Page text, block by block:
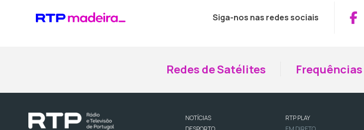
Siga-nos nas redes sociais
Redes de Satélites Frequências
NOTÍCIAS
RTP PLAY